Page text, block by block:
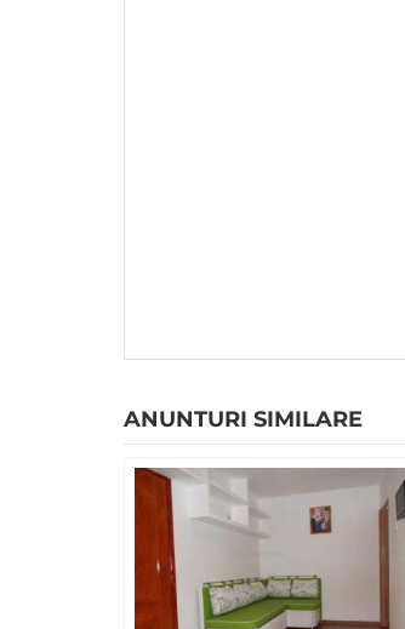
ANUNTURI SIMILARE